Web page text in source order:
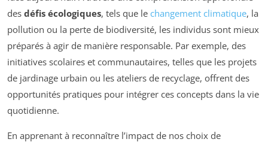
des défis écologiques, tels que le changement climatique, la
pollution ou la perte de biodiversité, les individus sont mieux
préparés à agir de manière responsable. Par exemple, des
initiatives scolaires et communautaires, telles que les projets
de jardinage urbain ou les ateliers de recyclage, offrent des
opportunités pratiques pour intégrer ces concepts dans la vie
quotidienne.
En apprenant à reconnaître l’impact de nos choix de